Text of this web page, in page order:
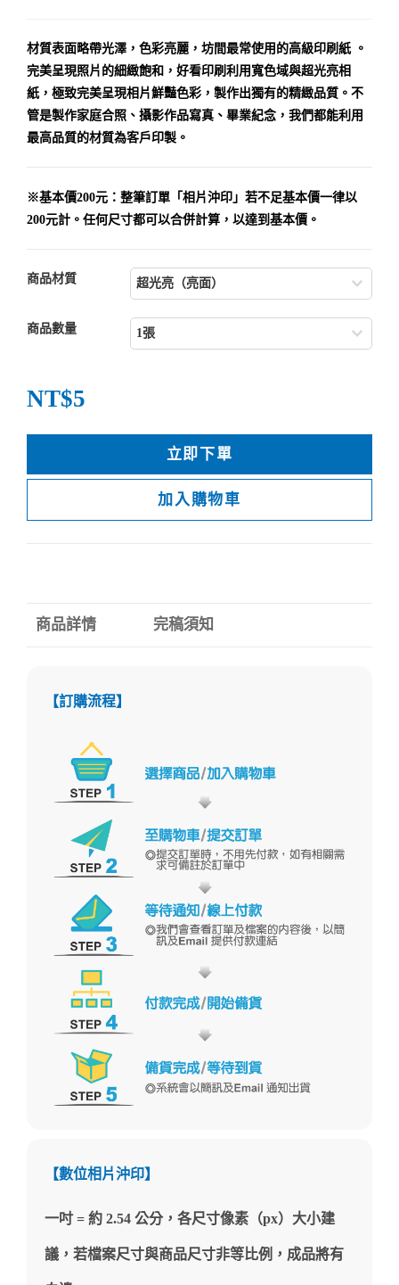
材質表面略帶光澤，色彩亮麗，坊間最常使用的高級印刷紙 。
完美呈現照片的細緻飽和，好看印刷利用寬色域與超光亮相
紙，極致完美呈現相片鮮豔色彩，製作出獨有的精緻品質。不
管是製作家庭合照、攝影作品寫真、畢業紀念，我們都能利用
最高品質的材質為客戶印製。
※基本價200元：整筆訂單「相片沖印」若不足基本價一律以
200元計。任何尺寸都可以合併計算，以達到基本價。
商品材質
商品數量
NT$5
立即下單
加入購物車
商品詳情 完稿須知
【訂購流程】
【數位相片沖印】
一吋 = 約 2.54 公分，各尺寸像素（px）大小建
議，若檔案尺寸與商品尺寸非等比例，成品將有